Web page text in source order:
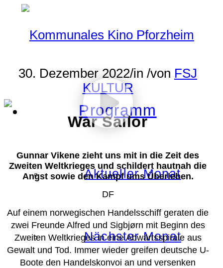
Programm
Aktueller Monat
Nächster Monat
30. Dezember 2022/in /von FSJ
KULTUR
War Sailor
Gunnar Vikene zieht uns mit in die Zeit des
Zweiten Weltkrieges und schildert hautnah die
Angst sowie den Kampf ums Überleben.
DF
Auf einem norwegischen Handelsschiff geraten die
zwei Freunde Alfred und Sigbjørn mit Beginn des
Zweiten Weltkrieges in eine Abwärtsspirale aus
Gewalt und Tod. Immer wieder greifen deutsche U-
Boote den Handelskonvoi an und versenken